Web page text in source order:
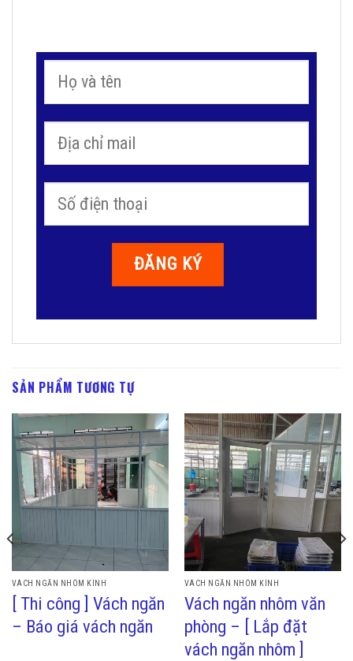
SẢN PHẨM TƯƠNG TỰ
VÁCH NGĂN NHÔM KÍNH
[ Thi công ] Vách ngăn
– Báo giá vách ngăn
VÁCH NGĂN NHÔM KÍNH
Vách ngăn nhôm văn
phòng – [ Lắp đặt
vách ngăn nhôm ]